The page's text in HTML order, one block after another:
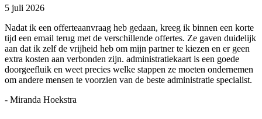
5 juli 2026
Nadat ik een offerteaanvraag heb gedaan, kreeg ik binnen een korte
tijd een email terug met de verschillende offertes. Ze gaven duidelijk
aan dat ik zelf de vrijheid heb om mijn partner te kiezen en er geen
extra kosten aan verbonden zijn. administratiekaart is een goede
doorgeefluik en weet precies welke stappen ze moeten ondernemen
om andere mensen te voorzien van de beste administratie specialist.
- Miranda Hoekstra